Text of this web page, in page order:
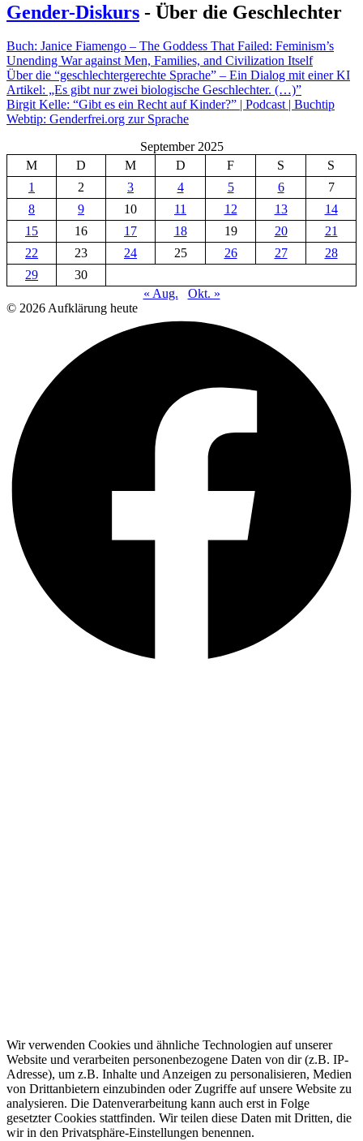
Gender-Diskurs - Über die Geschlechter
Buch: Janice Fiamengo – The Goddess That Failed: Feminism’s
Unending War against Men, Families, and Civilization Itself
Über die “geschlechtergerechte Sprache” – Ein Dialog mit einer KI
Artikel: „Es gibt nur zwei biologische Geschlechter. (…)”
Birgit Kelle: “Gibt es ein Recht auf Kinder?” | Podcast | Buchtip
Webtip: Genderfrei.org zur Sprache
September 2025
M
D M D F S
S
1
2 3 4 5 6
7
8
9 10 11 12 13
14
15
16 17 18 19 20
21
22
23 24 25 26 27
28
29
30
« Aug.
Okt. »
© 2026 Aufklärung heute
Wir verwenden Cookies und ähnliche Technologien auf unserer
Website und verarbeiten personenbezogene Daten von dir (z.B. IP-
Adresse), um z.B. Inhalte und Anzeigen zu personalisieren, Medien
von Drittanbietern einzubinden oder Zugriffe auf unsere Website zu
analysieren. Die Datenverarbeitung kann auch erst in Folge
gesetzter Cookies stattfinden. Wir teilen diese Daten mit Dritten, die
wir in den Privatsphäre-Einstellungen benennen.